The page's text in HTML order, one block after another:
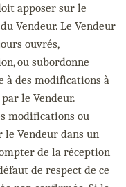
apposer sur le
Vendeur. Le Vendeur
ouvrés,
ou subordonne
à des modifications à
le Vendeur.
modifications ou
le Vendeur dans un
de la réception
de respect de ce